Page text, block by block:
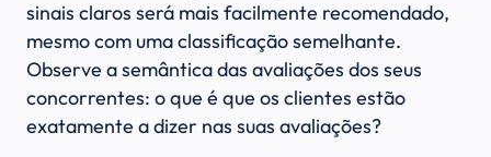
sinais claros será mais facilmente recomendado,
mesmo com uma classificação semelhante.
Observe a semântica das avaliações dos seus
concorrentes: o que é que os clientes estão
exatamente a dizer nas suas avaliações?